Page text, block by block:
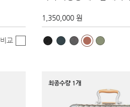
비교
1,350,000 원
최종수량 1개